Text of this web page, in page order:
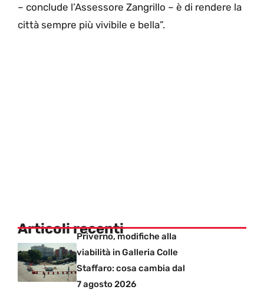
– conclude l’Assessore Zangrillo – è di rendere la
città sempre più vivibile e bella”.
Articoli recentiPriverno, modifiche alla
viabilità in Galleria Colle
Staffaro: cosa cambia dal
7 agosto 2026